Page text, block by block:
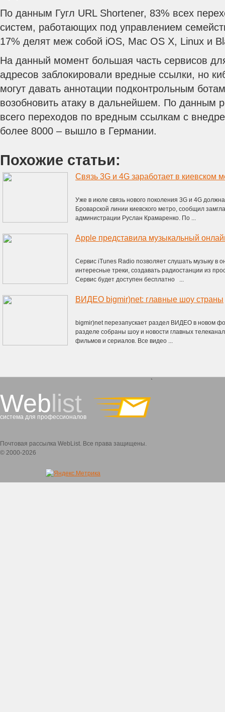
По данным Гугл URL Shortener, 83% всех
систем, работающих под управлением
17% делят меж собой iOS, Mac OS X, Linux и
На данный момент большая часть сервисов
адресов заблокировали вредные ссылки, но
могут давать аннотации подконтрольным
возобновить атаку в дальнейшем. По данным
всего переходов по вредным ссылкам с
более 8000 – вышло в Германии.
Похожие статьи:
Связь 3G и 4G заработает в киевском
Уже в июле связь нового поколения 3G и 4G
Броварской линии киевского метро, сообщил
администрации Руслан Крамаренко. По ...
Apple представила музыкальный
Сервис iTunes Radio позволяет слушать музыку в
интересные треки, создавать радиостанции из
Сервис будет доступен бесплатно ...
ВИДЕO bigmir)net: главные шоу страны
bigmir)net перезапускает раздел ВИДЕО в новом
разделе собраны шоу и новости главных
фильмов и сериалов. Все видео ...
Weblist
система для профессионалов
`
Почтовая рассылка WebList. Все права защищены.
© 2000-2026